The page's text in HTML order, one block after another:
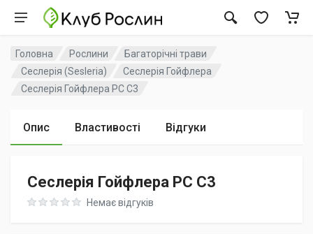
Головна Рослини
Багаторічні трави
Сеслерія (Sesleria)
Сеслерія Гойфлера
Сеслерія Гойфлера PC C3
Опис Властивості Відгуки
Сеслерія Гойфлера PC C3
Rating: 0 out of 5Немає відгуків